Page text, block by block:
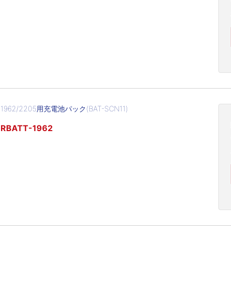
1962/2205用充電池パック(BAT-SCN11)
RBATT-1962